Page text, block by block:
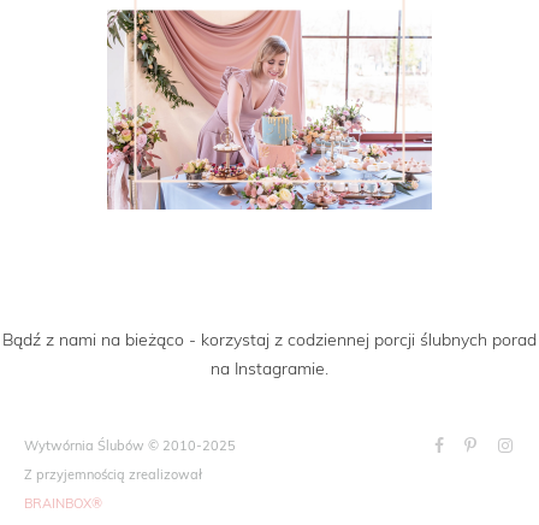
Bądź z nami na bieżąco - korzystaj z codziennej porcji ślubnych porad
na Instagramie.
Wytwórnia Ślubów © 2010-2025
Z przyjemnością zrealizował
BRAINBOX®